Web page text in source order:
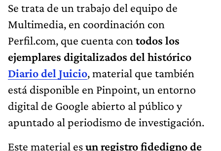
Se trata de un trabajo del equipo de
Multimedia, en coordinación con
Perfil.com, que cuenta con todos los
ejemplares digitalizados del histórico
Diario del Juicio, material que también
está disponible en Pinpoint, un entorno
digital de Google abierto al público y
apuntado al periodismo de investigación.
Este material esun registro fidedigno de